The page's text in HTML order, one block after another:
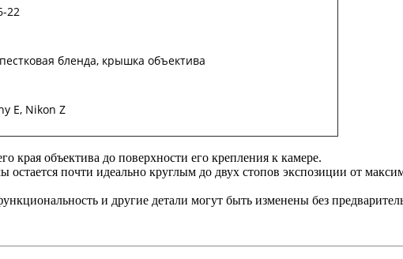
22
бленда, крышка объектива
E, Nikon Z
края объектива до поверхности его крепления к камере.
остается почти идеально круглым до двух стопов экспозиции от
и другие детали могут быть изменены без